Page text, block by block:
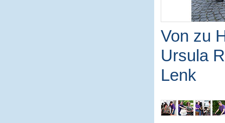
Von zu
Ursula
Lenk